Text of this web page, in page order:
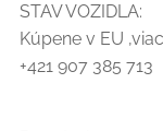
STAV VOZIDLA:
Kúpene v EU
+421 907 385 713